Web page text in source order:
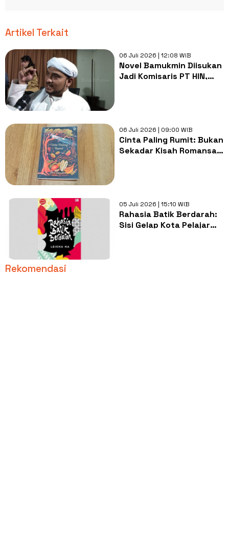
Artikel Terkait
06 Juli 2026 | 12:08 WIB
Novel Bamukmin Diisukan
Jadi Komisaris PT HIN,
06 Juli 2026 | 09:00 WIB
Cinta Paling Rumit: Bukan
Sekadar Kisah Romansa,
05 Juli 2026 | 15:10 WIB
Rahasia Batik Berdarah:
Sisi Gelap Kota Pelajar
Rekomendasi